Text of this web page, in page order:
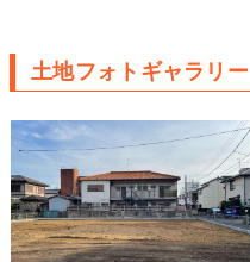
土地フォトギャラリー